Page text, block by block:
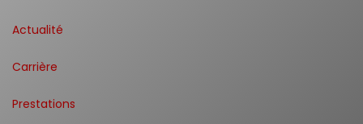
Actualité
Carrière
Prestations